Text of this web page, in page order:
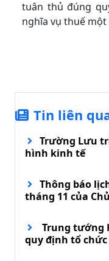
tuân thủ đúng
nghĩa vụ thuế một
Tin liên
Trường Lưu
hình kinh tế
Thông báo
tháng 11 của
Trung tướng
quy định tổ